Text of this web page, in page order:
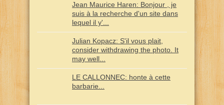
Jean Maurice Haren: Bonjour , je
suis à la recherche d'un site dans
lequel il y'...
Julian Kopacz: S'il vous plait,
consider withdrawing the photo. It
may well...
LE CALLONNEC: honte à cette
barbarie...